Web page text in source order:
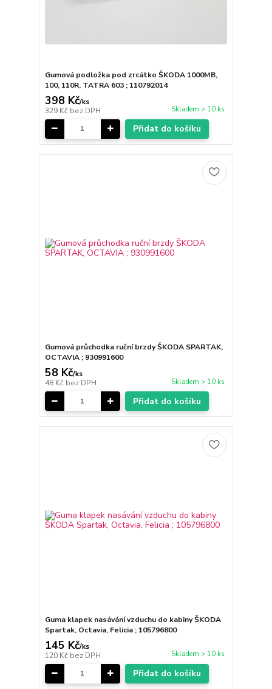
Gumová podložka pod zrcátko ŠKODA 1000MB,
100, 110R, TATRA 603 ; 110792014
398 Kč/ks
329 Kč bez DPH Skladem > 10 ks
Přidat do košíku
Gumová průchodka ruční brzdy ŠKODA SPARTAK,
OCTAVIA ; 930991600
58 Kč/ks
48 Kč bez DPH Skladem > 10 ks
Přidat do košíku
Guma klapek nasávání vzduchu do kabiny ŠKODA
Spartak, Octavia, Felicia ; 105796800
145 Kč/ks
120 Kč bez DPH Skladem > 10 ks
Přidat do košíku